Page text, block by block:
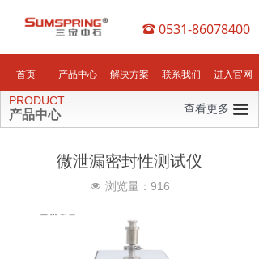
뀰 0531-86078400
首页 产品中心 解决方案 联系我们 进入官网
微泄漏密封性测试仪
넶 浏览量： 916
PRODUCT
产品中心 끀
查看更多